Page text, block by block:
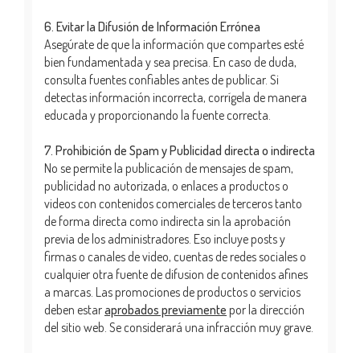
6. Evitar la Difusión de Información Errónea
Asegúrate de que la información que compartes esté
bien fundamentada y sea precisa. En caso de duda,
consulta fuentes confiables antes de publicar. Si
detectas información incorrecta, corrígela de manera
educada y proporcionando la fuente correcta.
7. Prohibición de Spam y Publicidad directa o indirecta
No se permite la publicación de mensajes de spam,
publicidad no autorizada, o enlaces a productos o
videos con contenidos comerciales de terceros tanto
de forma directa como indirecta sin la aprobación
previa de los administradores. Eso incluye posts y
firmas o canales de video, cuentas de redes sociales o
cualquier otra fuente de difusion de contenidos afines
a marcas. Las promociones de productos o servicios
deben estaraprobados previamente por la dirección
del sitio web. Se considerará una infracción muy grave.